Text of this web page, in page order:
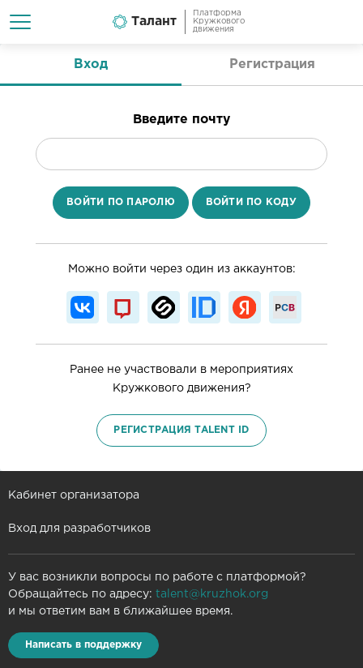
Талант
Платформа
Кружкового
движения
Вход Регистрация
Введите почту
ВОЙТИ ПО ПАРОЛЮ ВОЙТИ ПО КОДУ
Можно войти через один из аккаунтов:
Ранее не участвовали в мероприятиях
Кружкового движения?
РЕГИСТРАЦИЯ TALENT ID
Кабинет организатора
Вход для разработчиков
У вас возникли вопросы по работе с платформой?
Обращайтесь по адресу: talent@kruzhok.org
и мы ответим вам в ближайшее время.
Написать в поддержку